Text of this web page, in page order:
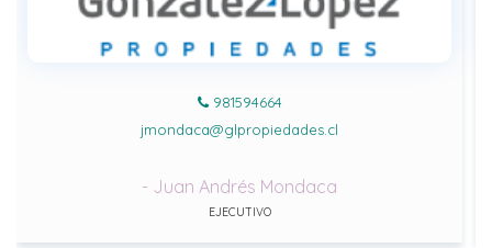
981594664
jmondaca@glpropiedades.cl
- Juan Andrés Mondaca
EJECUTIVO